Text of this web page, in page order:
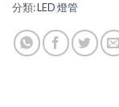
分類:LED 燈管